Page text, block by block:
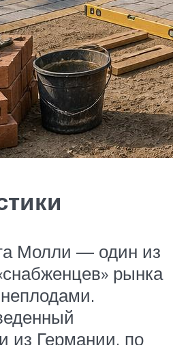
Молли — один из
рынка
из Германии, по